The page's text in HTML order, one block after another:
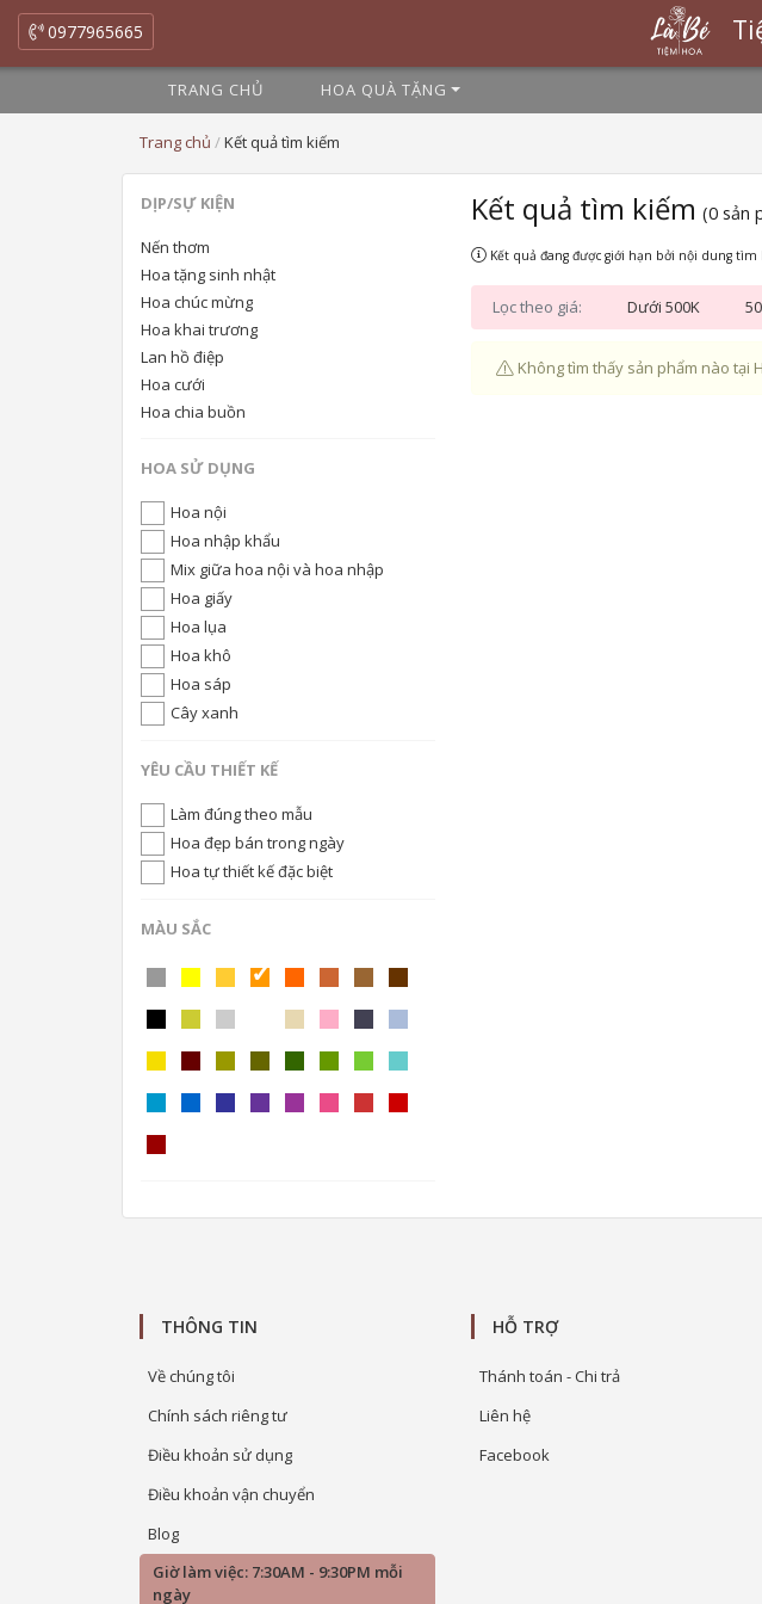
0977965665
TRANG CHỦ HOA QUÀ TẶNG
Trang chủ /Kết quả tìm kiếm
DỊP/SỰ KIỆN
Nến thơm
Hoa tặng sinh nhật
Hoa chúc mừng
Hoa khai trương
Lan hồ điệp
Hoa cưới
Hoa chia buồn
HOA SỬ DỤNG
Hoa nội
Hoa nhập khẩu
Mix giữa hoa nội và hoa nhập
Hoa giấy
Hoa lụa
Hoa khô
Hoa sáp
Cây xanh
YÊU CẦU THIẾT KẾ
Làm đúng theo mẫu
Hoa đẹp bán trong ngày
Hoa tự thiết kế đặc biệt
MÀU SẮC
Kết quả tìm kiếm (0 sản
Kết quả đang được giới hạn bởi nội dung
Lọc theo giá: Dưới 500K
Không tìm thấy sản phẩm nào tại
THÔNG TIN
Về chúng tôi
Chính sách riêng tư
Điều khoản sử dụng
Điều khoản vận chuyển
Blog
Giờ làm việc: 7:30AM - 9:30PM mỗi
ngày
HỖ TRỢ
Thánh toán - Chi trả
Liên hệ
Facebook